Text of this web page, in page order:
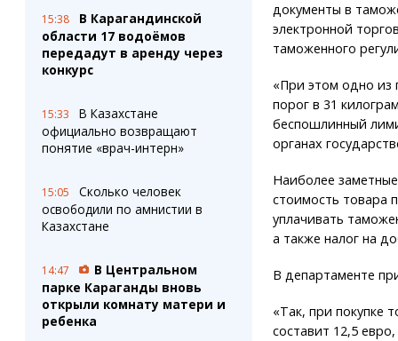
15:38
В Карагандинской
области 17 водоёмов
передадут в аренду через
конкурс
15:33
В Казахстане
официально возвращают
понятие «врач-интерн»
15:05
Сколько человек
освободили по амнистии в
Казахстане
14:47
В Центральном
парке Караганды вновь
открыли комнату матери и
ребенка
документы в
электронной
таможенного
«При этом одно из
порог в 31
беспошлинный
органах
Наиболее
стоимость товара
уплачивать
а также налог на
В департаменте
«Так, при покупке
составит 12,5